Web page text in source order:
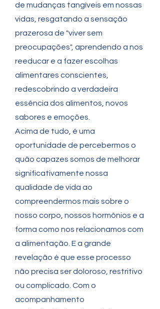
de mudanças tangíveis em nossas
vidas, resgatando a sensação
prazerosa de "viver sem
preocupações", aprendendo a nos
reeducar e a fazer escolhas
alimentares conscientes,
redescobrindo a verdadeira
essência dos alimentos, novos
sabores e emoções.
Acima de tudo, é uma
oportunidade de percebermos o
quão capazes somos de melhorar
significativamente nossa
qualidade de vida ao
compreendermos mais sobre o
nosso corpo, nossos hormônios e a
forma como nos relacionamos com
a alimentação. E a grande
revelação é que esse processo
não precisa ser doloroso, restritivo
ou complicado. Com o
acompanhamento